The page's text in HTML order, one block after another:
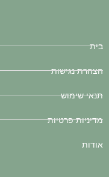
בית
הצהרת נגישות
תנאי שימוש
מדיניות פרטיות
אודות